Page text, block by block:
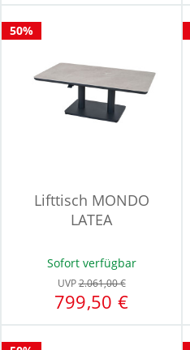
50%
Lifttisch MONDO
LATEA
Sofort verfügbar
UVP2.061,00 €
799,50 €